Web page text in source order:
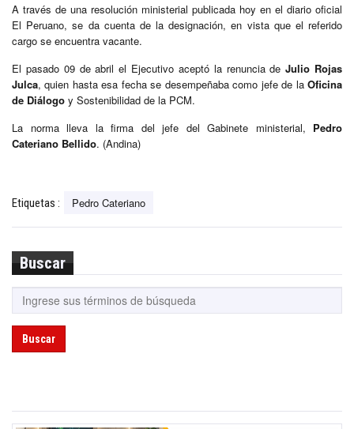
A través de una resolución ministerial publicada hoy en el diario oficial
El Peruano, se da cuenta de la designación, en vista que el referido
cargo se encuentra vacante.
El pasado 09 de abril el Ejecutivo aceptó la renuncia deJulio Rojas
Julca, quien hasta esa fecha se desempeñaba como jefe de la Oficina
de Diálogo y Sostenibilidad de la PCM.
La norma lleva la firma del jefe del Gabinete ministerial, Pedro
Cateriano Bellido. (Andina)
Etiquetas : Pedro Cateriano
Buscar
Buscar